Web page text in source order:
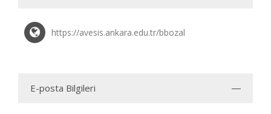
https://avesis.ankara.edu.tr/bbozal
E-posta Bilgileri